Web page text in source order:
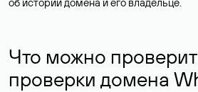
Что можно
проверки домена